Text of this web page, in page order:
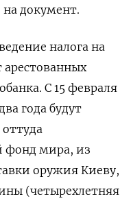
на документ.
налога на
С 15 февраля
года будут
фонд мира, из
оружия Киеву,
(четырехлетняя